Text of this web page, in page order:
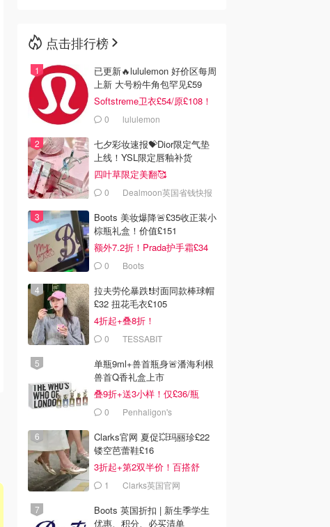
点击排行榜
已更新🔥lululemon 好价区每周
上新 大号粉牛角包罕见£59
Softstreme卫衣£54/原£108！
0 lululemon
七夕彩妆速报💝Dior限定气垫
上线！YSL限定唇釉补货
四叶草限定美翻🥰
0 Dealmoon英国省钱快报
Boots 美妆爆降🚨£35收正装小
棕瓶礼盒！价值£151
额外7.2折！Prada护手霜£34
0 Boots
拉夫劳伦暴跌❗️封面同款棒球帽
£32 扭花毛衣£105
4折起+叠8折！
0 TESSABIT
单瓶9ml+兽首瓶身🚨潘海利根
兽首Q香礼盒上市
叠9折+送3小样！仅£36/瓶
0 Penhaligon's
Clarks官网 夏促💥玛丽珍£22
镂空芭蕾鞋£16
3折起+第2双半价！百搭舒
服！1 Clarks英国官网
Boots 英国折扣 | 新生季学生
优惠、积分、必买清单